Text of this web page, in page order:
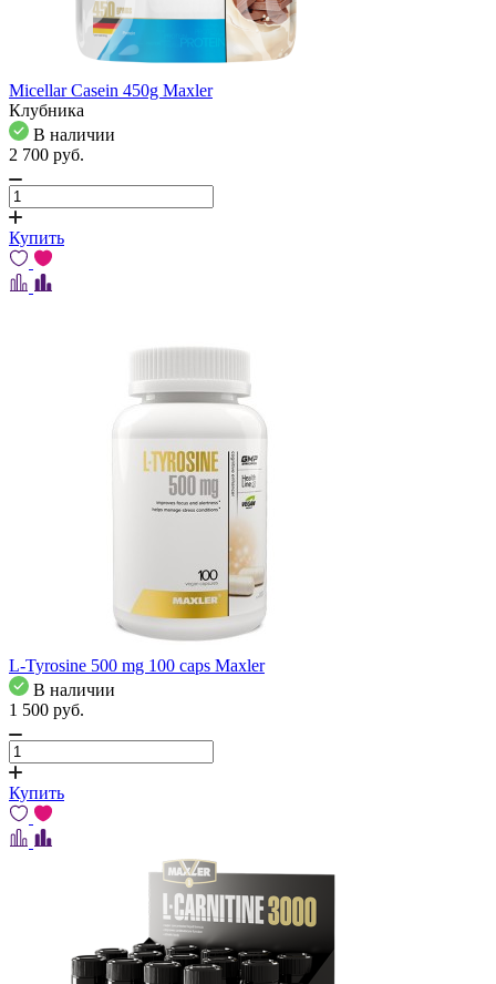
Micellar Casein 450g Maxler
Клубника
В наличии
2 700 pуб.
Купить
L-Tyrosine 500 mg 100 caps Maxler
В наличии
1 500 pуб.
Купить